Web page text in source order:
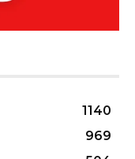
1140
969